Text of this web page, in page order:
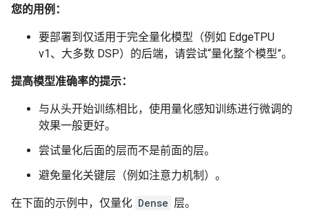
您的用例：
要部署到仅适用于完全量化模型（例如 EdgeTPU
v1、大多数 DSP）的后端，请尝试“量化整个模型”。
提高模型准确率的提示：
与从头开始训练相比，使用量化感知训练进行微调的
效果一般更好。
尝试量化后面的层而不是前面的层。
避免量化关键层（例如注意力机制）。
在下面的示例中，仅量化 Dense 层。